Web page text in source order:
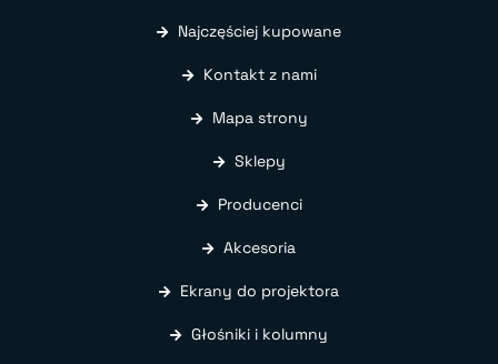
Najczęściej kupowane
Kontakt z nami
Mapa strony
Sklepy
Producenci
Akcesoria
Ekrany do projektora
Głośniki i kolumny